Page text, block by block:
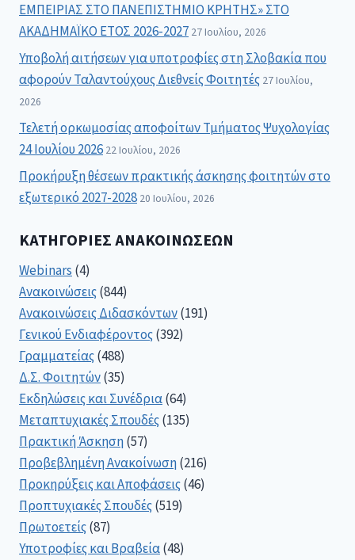
ΕΜΠΕΙΡΙΑΣ ΣΤΟ ΠΑΝΕΠΙΣΤΗΜΙΟ ΚΡΗΤΗΣ» ΣΤΟ
ΑΚΑΔΗΜΑΪΚΟ ΕΤΟΣ 2026-2027 27 Ιουλίου, 2026
Υποβολή αιτήσεων για υποτροφίες στη Σλοβακία που
αφορούν Ταλαντούχους Διεθνείς Φοιτητές 27 Ιουλίου,
2026
Τελετή ορκωμοσίας αποφοίτων Τμήματος Ψυχολογίας
24 Ιουλίου 2026 22 Ιουλίου, 2026
Προκήρυξη θέσεων πρακτικής άσκησης φοιτητών στο
εξωτερικό 2027-2028 20 Ιουλίου, 2026
ΚΑΤΗΓΟΡΊΕΣ ΑΝΑΚΟΙΝΏΣΕΩΝ
Webinars(4)
Ανακοινώσεις(844)
Ανακοινώσεις Διδασκόντων(191)
Γενικού Ενδιαφέροντος(392)
Γραμματείας(488)
Δ.Σ. Φοιτητών(35)
Εκδηλώσεις και Συνέδρια(64)
Μεταπτυχιακές Σπουδές(135)
Πρακτική Άσκηση(57)
Προβεβλημένη Ανακοίνωση(216)
Προκηρύξεις και Αποφάσεις(46)
Προπτυχιακές Σπουδές(519)
Πρωτοετείς(87)
Υποτροφίες και Βραβεία(48)